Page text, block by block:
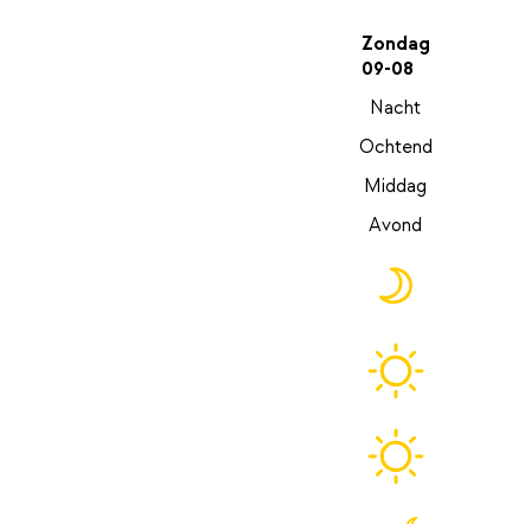
Zondag
09-08
Nacht
Ochtend
Middag
Avond